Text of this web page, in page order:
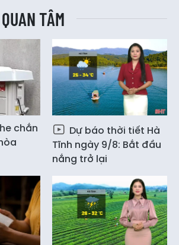
TÂM
chắn
Dự báo thời tiết Hà
Tĩnh ngày 9/8: Bắt đầu
nắng trở lại